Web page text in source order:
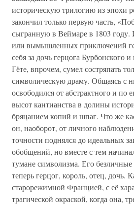
историческую трилогию из эпохи
закончил только первую часть,
сыгранную в Веймаре в 1803 году.
или вымышленных приключений
себя за дочь герцога Бурбонского
Гёте, впрочем, сумел состряпать
символическую драму. Общаясь с
освободился от абстрактного и по
высот кантианства в долины
бряцанием копий и шпаг. Что же
он, наоборот, от личного
точности поднялся до идеальных
обобщений, но вместе с тем
тумане символизма. Его безличные
теперь герцог, король, отец, дочь.
старорежимной Францией, с её
трагической окраской, когда она,